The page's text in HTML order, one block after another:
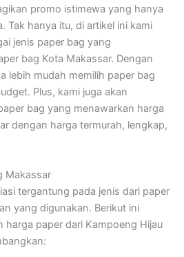
promo istimewa yang hanya
Tak hanya itu, di artikel ini kami
jenis paper bag yang
bag Kota Makassar. Dengan
lebih mudah memilih paper bag
Plus, kami juga akan
bag yang menawarkan harga
dengan harga termurah, lengkap,
Makassar
tergantung pada jenis dari paper
yang digunakan. Berikut ini
harga paper dari Kampoeng Hijau